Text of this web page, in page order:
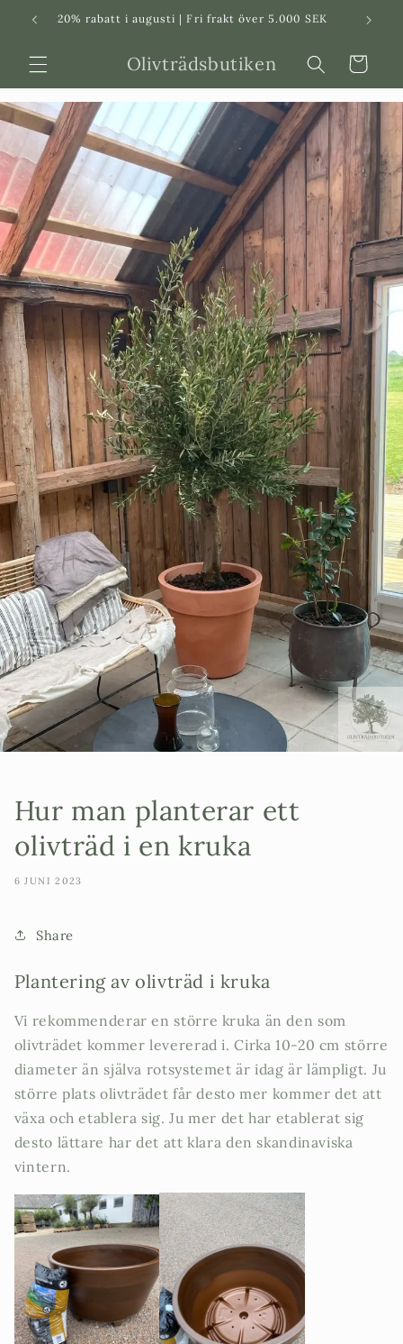
Svenska Dansk
20% rabatt i augusti | Fri frakt över 5.000 SEK
Olivträdsbutiken Varukorg
Hur man planterar ett
olivträd i en kruka
6 JUNI 2023
Share
Plantering av olivträd i kruka
Vi rekommenderar en större kruka än den som
olivträdet kommer levererad i. Cirka 10-20 cm större
diameter än själva rotsystemet är idag är lämpligt. Ju
större plats olivträdet får desto mer kommer det att
växa och etablera sig. Ju mer det har etablerat sig
desto lättare har det att klara den skandinaviska
vintern.